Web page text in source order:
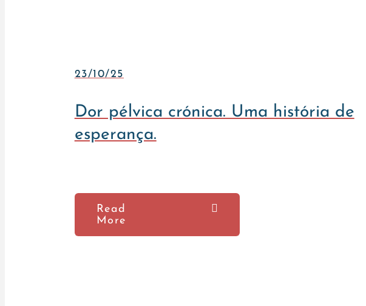
23/10/25
Dor pélvica crónica. Uma história de
esperança.
Read
More